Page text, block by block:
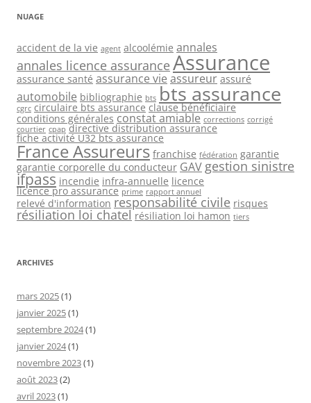
NUAGE
accident de la vie agent alcoolémie annales
annales licence assurance Assurance
assurance santé assurance vie assureur assuré
automobile bibliographie bts bts assurance
cgrc circulaire bts assurance clause bénéficiaire
conditions générales constat amiable corrections corrigé
courtier cpap directive distribution assurance
fiche activité U32 bts assurance
France Assureurs franchise fédération garantie
garantie corporelle du conducteur GAV gestion sinistre
ifpass incendie infra-annuelle licence
licence pro assurance prime rapport annuel
relevé d'information responsabilité civile risques
résiliation loi chatel résiliation loi hamon tiers
ARCHIVES
mars 2025(1)
janvier 2025(1)
septembre 2024(1)
janvier 2024(1)
novembre 2023(1)
août 2023(2)
avril 2023(1)